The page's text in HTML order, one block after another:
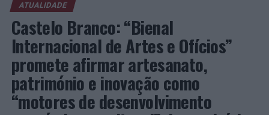
[ndr: foto que se segue]. Por fim, ainda neste dia, mas
pelas 21h05, na Rua da Madeira, deteve 02 homens, de
31 e 54 anos de idade, desempregado e vendedor
ambulante, respetivamente, residentes no Porto,
apreendendo Cocaína, Haxixe eCannabissuficientes
para cerca de 51, 28 e 18 doses individuais,
respetivamente.
ATUALIDADE
Castelo Branco: “Bienal
Internacional de Artes e Ofícios”
promete afirmar artesanato,
património e inovação como
“motores de desenvolvimento